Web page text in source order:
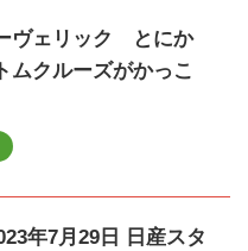
ヴェリック とにか
ムクルーズがかっこ
年7月29日 日産スタ